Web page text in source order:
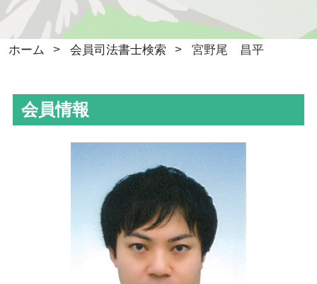
会員司法書士検索
講師派遣・相談員派遣
026-232-7492
受付時間：平日8:30～17:15
ホーム 会員司法書士検索 宮野尾 昌平
会員情報